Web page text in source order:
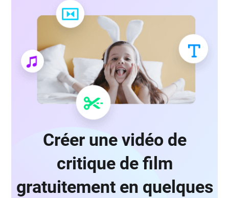
Créer une vidéo de
critique de film
gratuitement en quelques